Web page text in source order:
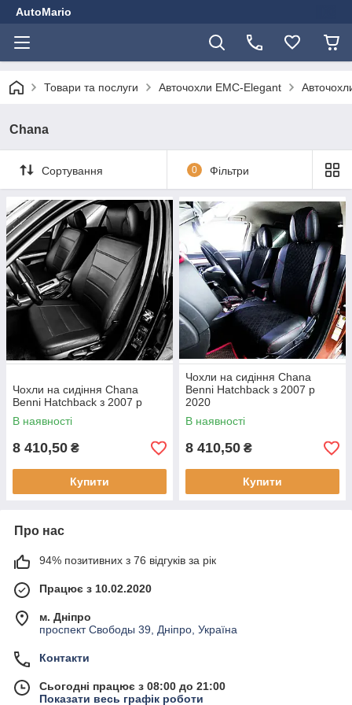
AutoMario
Товари та послуги Авточохли EMC-Elegant
Chana
Сортування 0 Фільтри
Чохли на сидіння Chana
Benni Hatchback з 2007 р
В наявності
8 410,50 ₴
Купити
Чохли на сидіння Chana
Benni Hatchback з 2007 р
2020
В наявності
8 410,50 ₴
Купити
Про нас
94% позитивних з 76 відгуків за рік
Працює з 10.02.2020
м. Дніпро
проспект Свободы 39, Дніпро, Україна
Контакти
Сьогодні працює з 08:00 до 21:00
Показати весь графік роботи